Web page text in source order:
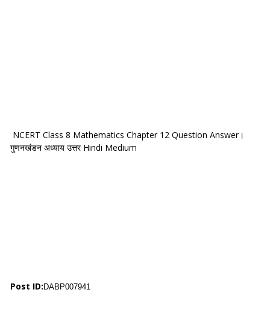
NCERT Class 8 Mathematics Chapter 12 Question Answer।
गुणनखंडन अध्याय उत्तर Hindi Medium
Post ID: DABP007941